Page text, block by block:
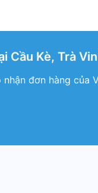
Cầu Kè, Trà
đơn hàng của